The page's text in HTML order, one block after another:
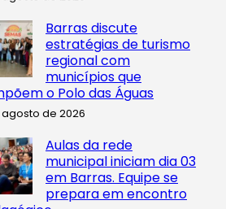
Barras discute
estratégias de turismo
regional com
municípios que
o Polo das Águas
de 2026
Aulas da rede
municipal iniciam dia 03
em Barras. Equipe se
prepara em encontro